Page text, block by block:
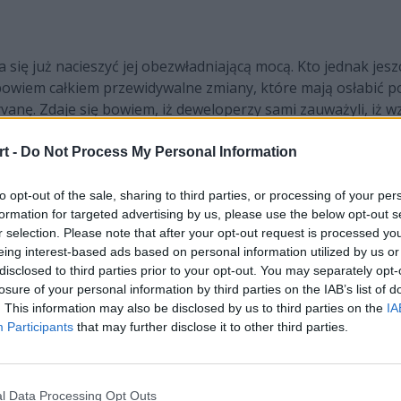
- Do Not Process My Personal Information
opt-out of the sale, sharing to third parties, or processing of your
for targeted advertising by us, please use the below opt-out
selection. Please note that after your opt-out request is processed
interest-based ads based on personal information utilized by us
to third parties prior to your opt-out. You may separately
of your personal information by third parties on the IAB’s list of
This information may also be disclosed by us to third parties on the
Participants that may further disclose it to other third parties.
Data Processing Opt Outs
już nacieszyć jej obezwładniającą mocą. Kto jednak
całkiem przewidywalne zmiany, które mają osłabić
Zdaje się bowiem, iż deweloperzy sami zauważyli, iż
Zwłaszcza w przypadku Półsmoka, gdzie oprócz
zaś stanowczo wzmocnienie Gwen, która swoją
dość znacząco pierwszą umiejętność. Do bardziej
nie dano ani chwili wytchnienia. Kolejnych zmian
też na przyszłe łatki dopieszczenie K'Sante.